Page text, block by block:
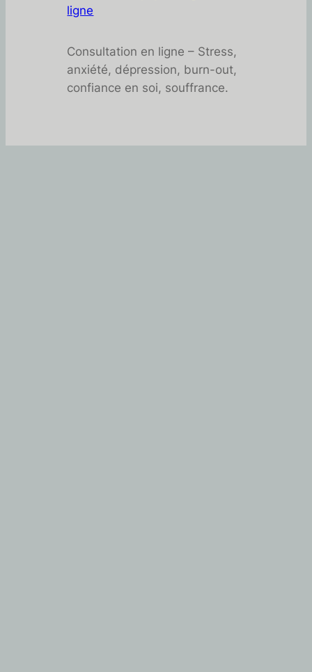
ligne
Consultation en ligne – Stress,
anxiété, dépression, burn-out,
confiance en soi, souffrance.